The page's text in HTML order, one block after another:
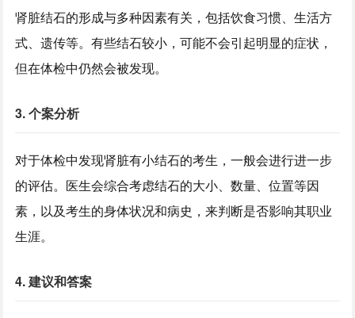
肾脏结石的形成与多种因素有关，包括饮食习惯、生活方
式、遗传等。有些结石较小，可能不会引起明显的症状，
但在体检中仍然会被发现。
3. 个案分析
对于体检中发现肾脏有小结石的考生，一般会进行进一步
的评估。医生会综合考虑结石的大小、数量、位置等因
素，以及考生的身体状况和病史，来判断是否影响其职业
生涯。
4. 建议和答案